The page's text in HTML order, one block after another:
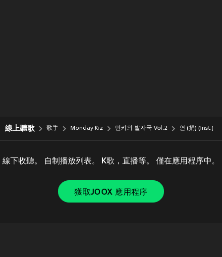
線上聽歌 歌手 Monday Kiz 먼키의 발자국 Vol.2 연 (捐) (Inst.)
線下收聽。 自制播放列表。 K歌，直播等。 僅在應用程序中。
獲取JOOX 應用程序